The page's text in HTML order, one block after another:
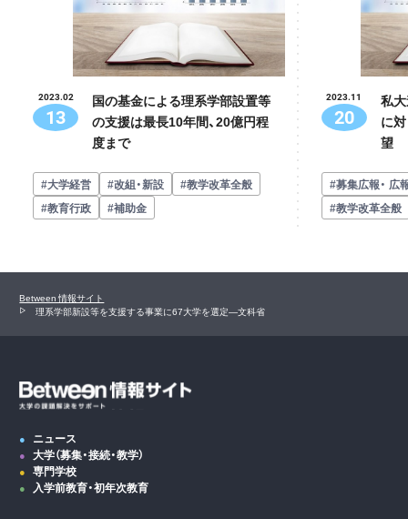
2023.02
13
国の基金による理系学部設置等
の支援は最長10年間、20億円程
度まで
#大学経営 #改組・新設
#教学改革全般
#教育行政
#補助金
2023.11
20
私
に
望
#募集広報・ 広
#教学改革全般
Between 情報サイト
理系学部新設等を支援する事業に67大学を選定―文科省
ニュース
大学（募集・接続・教学）
専門学校
入学前教育・初年次教育